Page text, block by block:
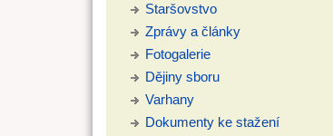
Staršovstvo
Zprávy a články
Fotogalerie
Dějiny sboru
Varhany
Dokumenty ke stažení